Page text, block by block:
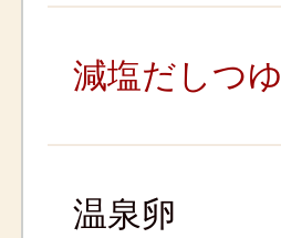
減塩だしつゆ
温泉卵